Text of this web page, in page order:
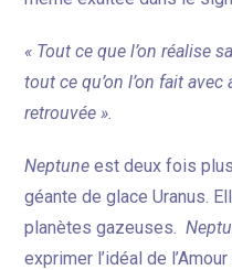
« Tout ce que l’on réalise
tout ce qu’on l’on fait avec
retrouvée ».
Neptune est deux fois
géante de glace Uranus.
planètes gazeuses.
exprimer l’idéal de